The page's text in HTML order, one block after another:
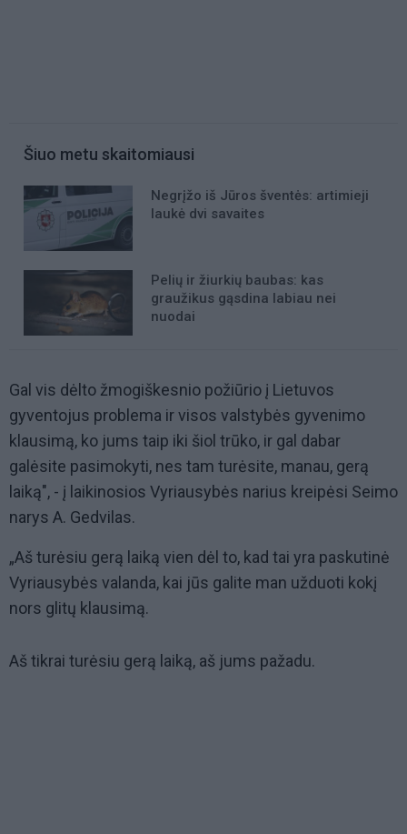
Šiuo metu skaitomiausi
Negrįžo iš Jūros šventės: artimieji
laukė dvi savaites
Pelių ir žiurkių baubas: kas
graužikus gąsdina labiau nei
nuodai
Gal vis dėlto žmogiškesnio požiūrio į Lietuvos
gyventojus problema ir visos valstybės gyvenimo
klausimą, ko jums taip iki šiol trūko, ir gal dabar
galėsite pasimokyti, nes tam turėsite, manau, gerą
laiką", - į laikinosios Vyriausybės narius kreipėsi Seimo
narys A. Gedvilas.
„Aš turėsiu gerą laiką vien dėl to, kad tai yra paskutinė
Vyriausybės valanda, kai jūs galite man užduoti kokį
nors glitų klausimą.
Aš tikrai turėsiu gerą laiką, aš jums pažadu.